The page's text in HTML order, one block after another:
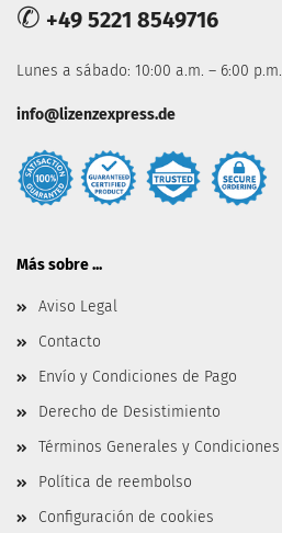
✆ +49 5221 8549716
Lunes a sábado: 10:00 a.m. – 6:00 p.m.
info@lizenzexpress.de
Más sobre ...
Aviso Legal
Contacto
Envío y Condiciones de Pago
Derecho de Desistimiento
Términos Generales y Condiciones
Política de reembolso
Configuración de cookies